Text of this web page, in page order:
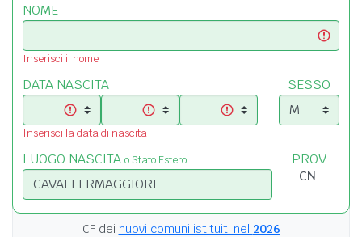
NOME
Inserisci il nome
DATA NASCITA
Inserisci la data di nascita
SESSO
LUOGO NASCITA o Stato Estero PROV
CF dei nuovi comuni istituiti nel 2026